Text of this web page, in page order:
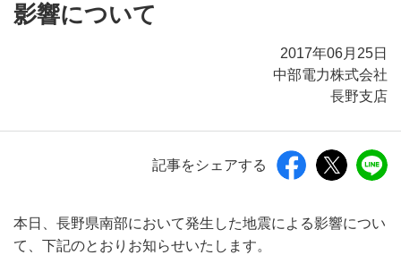
影響について
2017年06月25日
中部電力株式会社
長野支店
記事をシェアする
本日、長野県南部において発生した地震による影響につい
て、下記のとおりお知らせいたします。